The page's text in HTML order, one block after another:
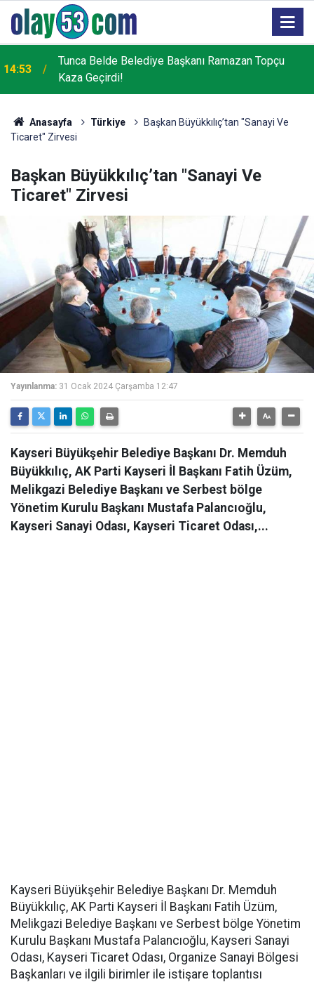
14:53
Tunca Belde Belediye Başkanı Ramazan Topçu
Kaza Geçirdi!
13:25
Rize’de piknik masasının davetsiz misafirleri ile
piknikçiler arasında güldüren kovalamaca
Anasayfa Türkiye
Başkan Büyükkılıç’tan "Sanayi Ve
Ticaret" Zirvesi
Başkan Büyükkılıç’tan "Sanayi Ve
Ticaret" Zirvesi
Yayınlanma: 31 Ocak 2024 Çarşamba 12:47
Kayseri Büyükşehir Belediye Başkanı Dr. Memduh
Büyükkılıç, AK Parti Kayseri İl Başkanı Fatih Üzüm,
Melikgazi Belediye Başkanı ve Serbest bölge
Yönetim Kurulu Başkanı Mustafa Palancıoğlu,
Kayseri Sanayi Odası, Kayseri Ticaret Odası,...
Kayseri Büyükşehir Belediye Başkanı Dr. Memduh
Büyükkılıç, AK Parti Kayseri İl Başkanı Fatih Üzüm,
Melikgazi Belediye Başkanı ve Serbest bölge Yönetim
Kurulu Başkanı Mustafa Palancıoğlu, Kayseri Sanayi
Odası, Kayseri Ticaret Odası, Organize Sanayi Bölgesi
Başkanları ve ilgili birimler ile istişare toplantısı